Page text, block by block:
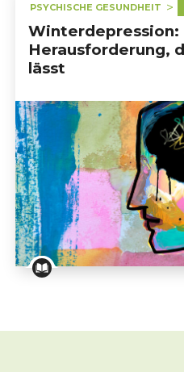
PSYCHISCHE GESUNDHEIT
Winterdepression:
Herausforderung,
lässt
Winterdepression: eine